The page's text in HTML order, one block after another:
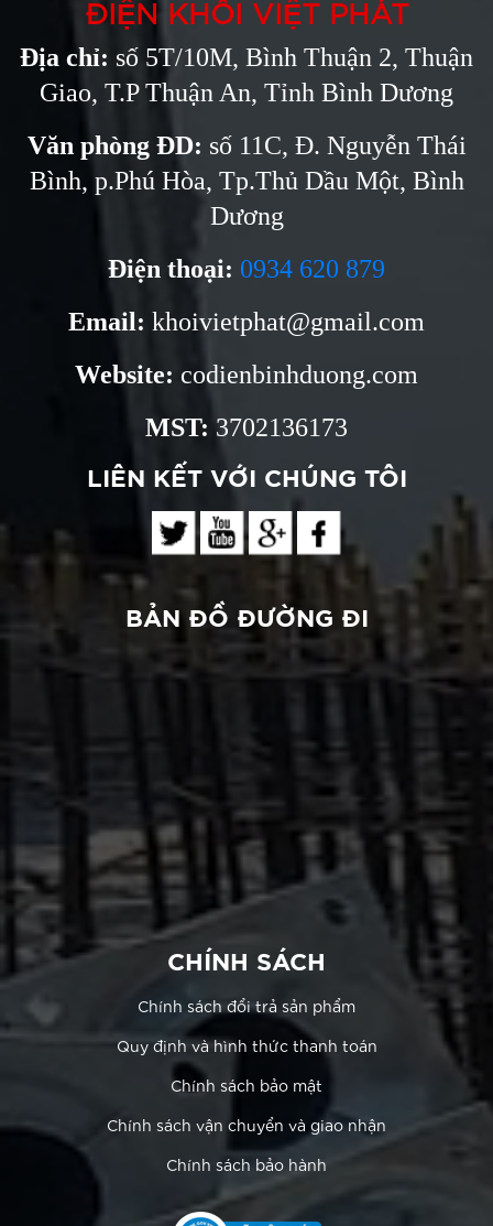
ĐIỆN KHÔI VIỆT PHÁT
Địa chỉ: số 5T/10M, Bình Thuận 2, Thuận
Giao, T.P Thuận An, Tỉnh Bình Dương
Văn phòng ĐD: số 11C, Đ. Nguyễn Thái
Bình, p.Phú Hòa, Tp.Thủ Dầu Một, Bình
Dương
Điện thoại: 0934 620 879
Email: khoivietphat@gmail.com
Website: codienbinhduong.com
MST: 3702136173
LIÊN KẾT VỚI CHÚNG TÔI
BẢN ĐỒ ĐƯỜNG ĐI
CHÍNH SÁCH
Chính sách đổi trả sản phẩm
Quy định và hình thức thanh toán
Chính sách bảo mật
Chính sách vận chuyển và giao nhận
Chính sách bảo hành